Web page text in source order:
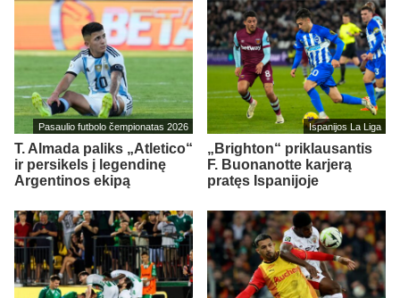
Pasaulio futbolo čempionatas 2026
T. Almada paliks „Atletico“
ir persikels į legendinę
Argentinos ekipą
Ispanijos La Liga
„Brighton“ priklausantis
F. Buonanotte karjerą
pratęs Ispanijoje